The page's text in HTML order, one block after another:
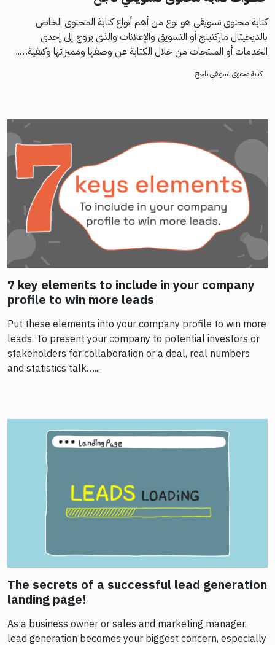
كتابة محتوى تسويقي هو نوع من أهم أنواع كتابة المحتوى الخاص
بالديجيتال ماركتينج أو التسويق والإعلانات والذي يروج إلى إحدى
الخدمات أو المنتجات من خلال الكتابة عن وصفها ومميزاتها وكيفية…...
كتابة محتوى تسويقي ناجح
7 key elements to include in your company
profile to win more leads
Put these elements into your company profile to win more
leads. To present your company to potential investors or
stakeholders for collaboration or a deal, real numbers
and statistics talk…...
The secrets of a successful lead generation
landing page!
As a business owner or sales and marketing manager,
lead generation becomes your biggest concern, especially